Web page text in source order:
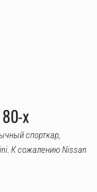
х
спорткар,
К сожалению Nissan